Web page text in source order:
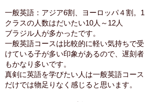
一般英語：アジア6割、ヨーロッパ４割。1
クラスの人数はだいたい10人～12人
ブラジル人が多かったです。
一般英語コースは比較的に軽い気持ちで受
けている子が多い印象があるので、遅刻者
もかなり多いです。
真剣に英語を学びたい人は一般英語コース
だけでは物足りなく感じると思います。